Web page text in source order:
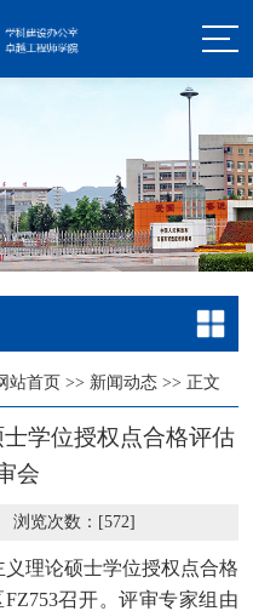
站首页 >> 新闻动态 >> 正文
学位授权点合格评估
会
浏览次数：[572]
理论硕士学位授权点合格
召开。评审专家组由